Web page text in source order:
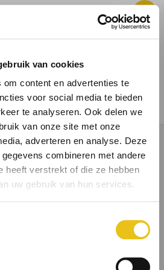
van cookies
om content en advertenties te
voor social media te bieden
te analyseren. Ook delen we
van onze site met onze
adverteren en analyse. Deze
combineren met andere
heeft verstrekt of die ze hebben
uw gebruik van hun services.